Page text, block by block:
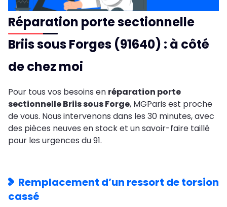
Réparation porte sectionnelle
Briis sous Forges (91640) : à côté
de chez moi
Pour tous vos besoins en réparation porte
sectionnelle Briis sous Forge, MGParis est proche
de vous. Nous intervenons dans les 30 minutes, avec
des pièces neuves en stock et un savoir-faire taillé
pour les urgences du 91.
Remplacement d’un ressort de torsion
cassé